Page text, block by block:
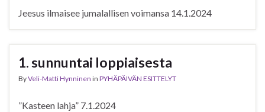
Jeesus ilmaisee jumalallisen voimansa 14.1.2024
1. sunnuntai loppiaisesta
ByVeli-Matti Hynninen in PYHÄPÄIVÄN ESITTELYT
”Kasteen lahja” 7.1.2024